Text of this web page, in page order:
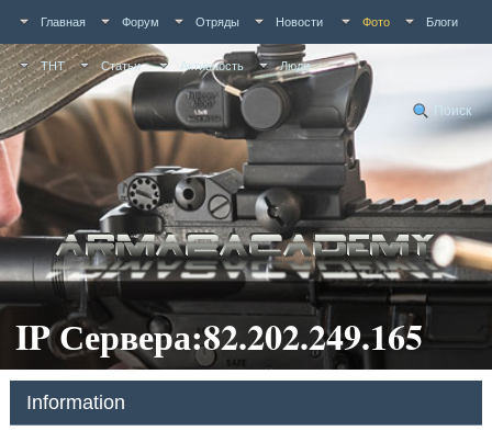
Главная Форум Отряды Новости Фото Блоги
ТНТ Статьи Активность Люди
Поиск
IP Сервера:82.202.249.165
Information